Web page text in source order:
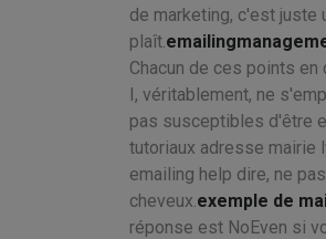
de marketing, c'est
plaît.
Chacun de ces points
I, véritablement, ne
pas susceptibles d'être
tutoriaux adresse mairie
emailing help dire, ne
cheveux. exemple de
réponse est NoEven si